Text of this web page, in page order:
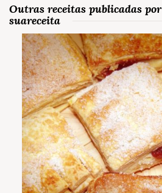
Outras receitas publicadas por
suareceita